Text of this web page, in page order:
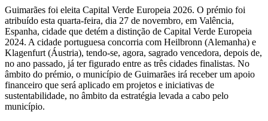
Guimarães foi eleita Capital Verde Europeia 2026. O prémio foi
atribuído esta quarta-feira, dia 27 de novembro, em Valência,
Espanha, cidade que detém a distinção de Capital Verde Europeia
2024. A cidade portuguesa concorria com Heilbronn (Alemanha) e
Klagenfurt (Áustria), tendo-se, agora, sagrado vencedora, depois de,
no ano passado, já ter figurado entre as três cidades finalistas. No
âmbito do prémio, o município de Guimarães irá receber um apoio
financeiro que será aplicado em projetos e iniciativas de
sustentabilidade, no âmbito da estratégia levada a cabo pelo
município.